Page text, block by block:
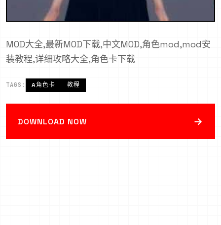
MOD大全,最新MOD下载,中文MOD,角色mod,mod安
装教程,详细攻略大全,角色卡下载
TAGS: A角色卡 教程
DOWNLOAD NOW →